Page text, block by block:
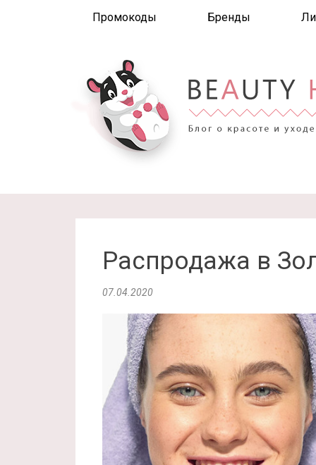
Промокоды Бренды
Распродажа в
07.04.2020